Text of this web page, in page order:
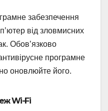
забезпечення
від зловмисних
Обов’язково
програмне
оновлюйте його.
Wi-Fi